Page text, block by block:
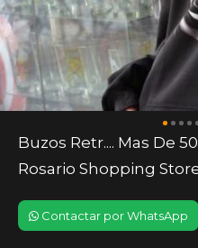
Buzos Retr.... Mas De
Rosario Shopping
Contactar por WhatsApp